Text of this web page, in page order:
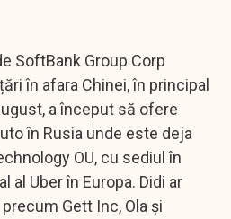
SoftBank Group Corp
în afara Chinei, în principal
a început să ofere
în Rusia unde este deja
OU, cu sediul în
al Uber în Europa. Didi ar
Gett Inc, Ola și